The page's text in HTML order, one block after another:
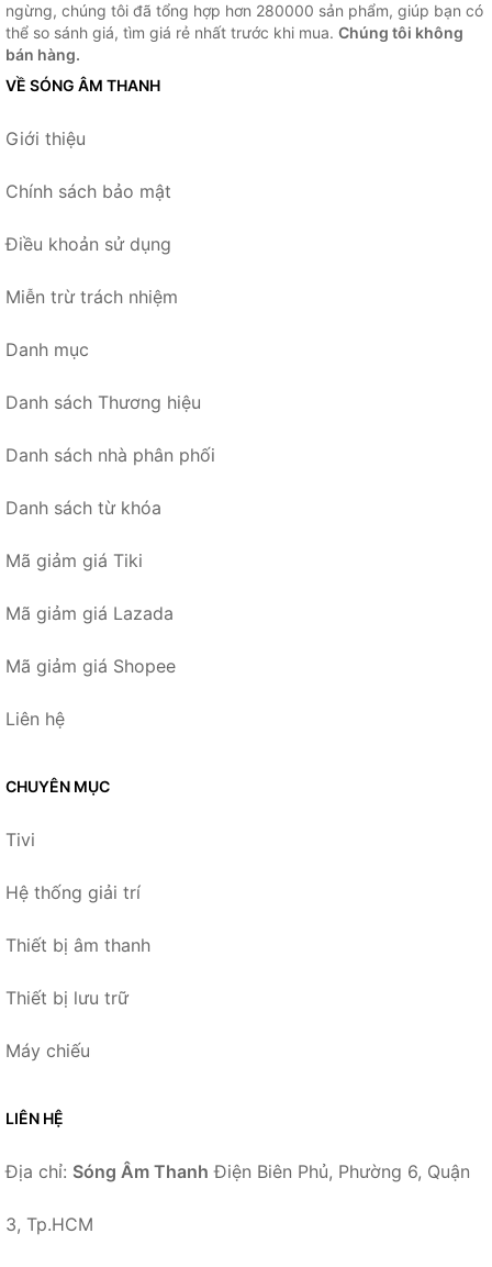
ngừng, chúng tôi đã tổng hợp hơn 280000 sản phẩm, giúp bạn có
thể so sánh giá, tìm giá rẻ nhất trước khi mua. Chúng tôi không
bán hàng.
VỀ SÓNG ÂM THANH
Giới thiệu
Chính sách bảo mật
Điều khoản sử dụng
Miễn trừ trách nhiệm
Danh mục
Danh sách Thương hiệu
Danh sách nhà phân phối
Danh sách từ khóa
Mã giảm giá Tiki
Mã giảm giá Lazada
Mã giảm giá Shopee
Liên hệ
CHUYÊN MỤC
Tivi
Hệ thống giải trí
Thiết bị âm thanh
Thiết bị lưu trữ
Máy chiếu
LIÊN HỆ
Địa chỉ: Sóng Âm Thanh Điện Biên Phủ, Phường 6, Quận
3, Tp.HCM